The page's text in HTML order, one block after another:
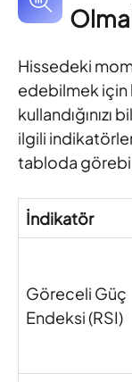
Hissedeki
edebilmek için
ilgili
tabloda
İndikatör
Göreceli Güç
Endeksi (RSI)